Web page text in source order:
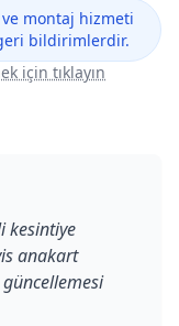
ve montaj hizmeti
bildirimlerdir.
için tıklayın
kesintiye
anakart